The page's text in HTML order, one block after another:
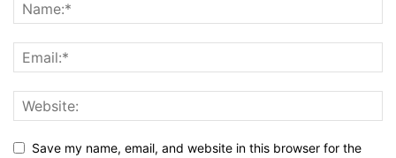
Save my name, email, and website in this browser for the